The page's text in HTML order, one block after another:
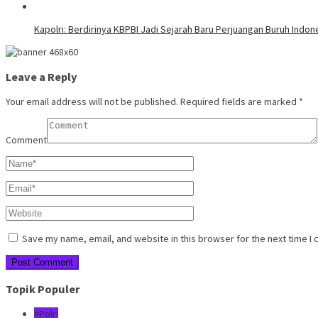
Kapolri: Berdirinya KBPBI Jadi Sejarah Baru Perjuangan Buruh
Leave a Reply
Your email address will not be published. Required fields are marked *
Comment
Save my name, email, and website in this browser for the next time I
Topik Populer
#Polri